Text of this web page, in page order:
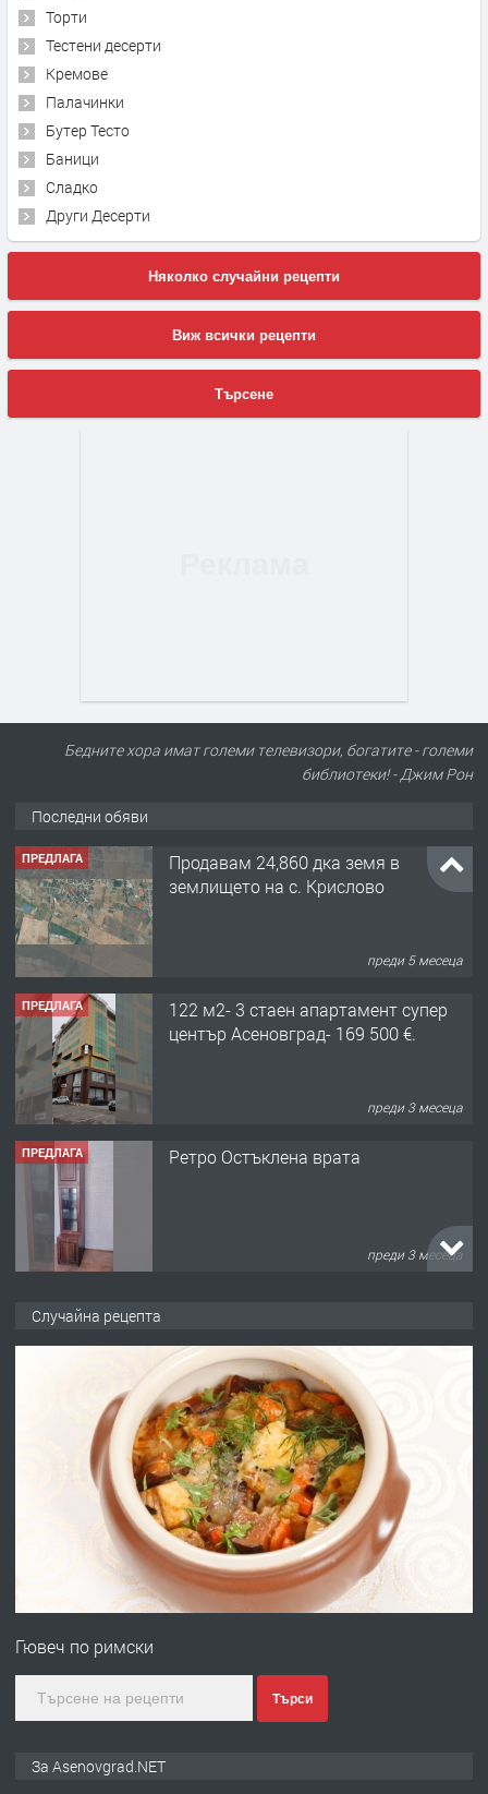
Торти
Тестени десерти
Кремове
Палачинки
Бутер Тесто
Баници
Сладко
Други Десерти
Няколко случайни рецепти
Виж всички рецепти
Търсене
Бедните хора имат големи телевизори, богатите - големи
библиотеки! - Джим Рон
Последни обяви
ПРЕДЛАГА
Продавам 24,860 дка земя в
землището на с. Крислово
преди 5 месеца
ПРЕДЛАГА
122 м2- 3 стаен апартамент супер
център Асеновград- 169 500 €.
преди 3 месеца
ПРЕДЛАГА Ретро Остъклена врата
преди 3 месеца
преди 10 месеца
Професионална броячна машина -
със сертификат от ЕЦБ
преди 1 година
Професионална зеленчукорезачка
Случайна рецепта
Гювеч по римски
Търси
За Asenovgrad.NET